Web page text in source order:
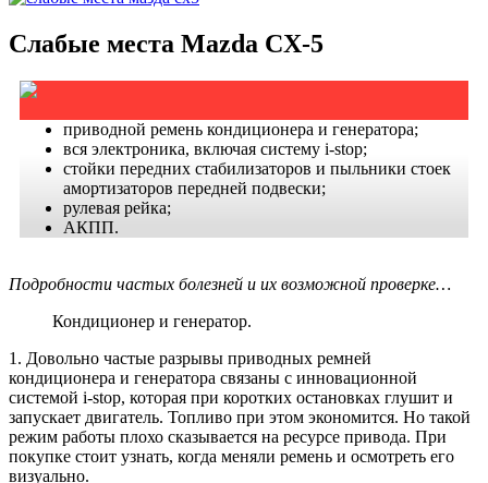
Слабые места Mazda CX-5
приводной ремень кондиционера и генератора;
вся электроника, включая систему i-stop;
стойки передних стабилизаторов и пыльники стоек
амортизаторов передней подвески;
рулевая рейка;
АКПП.
Подробности частых болезней и их возможной проверке…
Кондиционер и генератор.
1. Довольно частые разрывы приводных ремней
кондиционера и генератора связаны с инновационной
системой i-stop, которая при коротких остановках глушит и
запускает двигатель. Топливо при этом экономится. Но такой
режим работы плохо сказывается на ресурсе привода. При
покупке стоит узнать, когда меняли ремень и осмотреть его
визуально.